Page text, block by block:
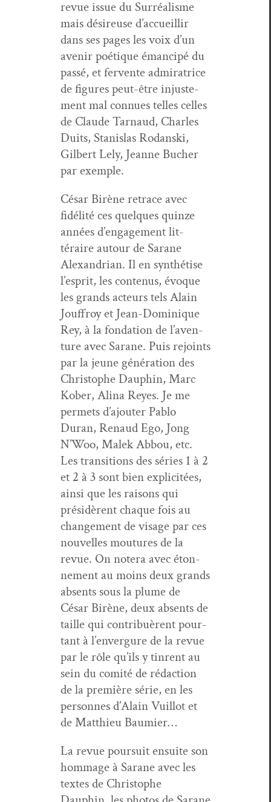
revue issue du Sur­réal­isme
mais désireuse d’ac­cueil­lir
dans ses pages les voix d’un
avenir poé­tique éman­cipé du
passé, et fer­vente admi­ra­trice
de fig­ures peut-être injuste­
ment mal con­nues telles celles
de Claude Tar­naud, Charles
Duits, Stanis­las Rodan­s­ki,
Gilbert Lely, Jeanne Buch­er
par exemple.
César Birène retrace avec
fidél­ité ces quelques quinze
années d’en­gage­ment lit­
téraire autour de Sarane
Alexan­dri­an. Il en syn­thé­tise
l’e­sprit, les con­tenus, évoque
les grands acteurs tels Alain
Jouf­froy et Jean-Dominique
Rey, à la fon­da­tion de l’aven­
ture avec Sarane. Puis rejoints
par la jeune généra­tion des
Christophe Dauphin, Marc
Kober, Ali­na Reyes. Je me
per­me­ts d’a­jouter Pablo
Duran, Renaud Ego, Jong
N’Woo, Malek Abbou, etc.
Les tran­si­tions des séries 1 à 2
et 2 à 3 sont bien explic­itées,
ain­si que les raisons qui
présidèrent chaque fois au
change­ment de vis­age par ces
nou­velles mou­tures de la
revue. On notera avec éton­
nement au moins deux grands
absents sous la plume de
César Birène, deux absents de
taille qui con­tribuèrent pour­
tant à l’en­ver­gure de la revue
par le rôle qu’ils y tin­rent au
sein du comité de rédac­tion
de la pre­mière série, en les
per­son­nes d’Alain Vuil­lot et
de Matthieu Baumier…
La revue pour­suit ensuite son
hom­mage à Sarane avec les
textes de Christophe